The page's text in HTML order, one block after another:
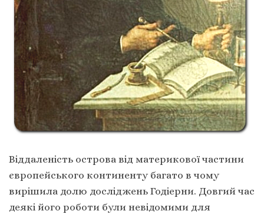
Віддаленість острова від материкової частини
європейського континенту багато в чому
вирішила долю досліджень Годіерни. Довгий час
деякі його роботи були невідомими для